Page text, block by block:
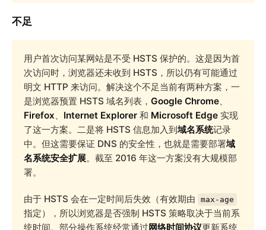
不足
用户首次访问某网站是不受 HSTS 保护的。这是因为首
次访问时，浏览器还未收到 HSTS，所以仍有可能通过
明文 HTTP 来访问。解决这个不足当前有两种方案，一
是浏览器预置 HSTS 域名列表，Google Chrome、
Firefox、 Internet Explorer和 Microsoft Edge 实现
了这一方案。二是将 HSTS 信息加入到域名系统记录
中。但这需要保证 DNS 的安全性，也就是需要部署域
名系统安全扩展。截至 2016 年这一方案没有大规模部
署。
由于 HSTS 会在一定时间后失效（有效期由 max-age
指定），所以浏览器是否强制 HSTS 策略取决于当前系
统时间。部分操作系统经常通过网络时间协议更新系统